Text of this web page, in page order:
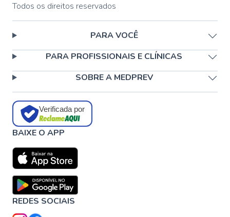
Todos os direitos reservados
PARA VOCÊ
PARA PROFISSIONAIS E CLÍNICAS
SOBRE A MEDPREV
Verificada por
BAIXE O APP
REDES SOCIAIS